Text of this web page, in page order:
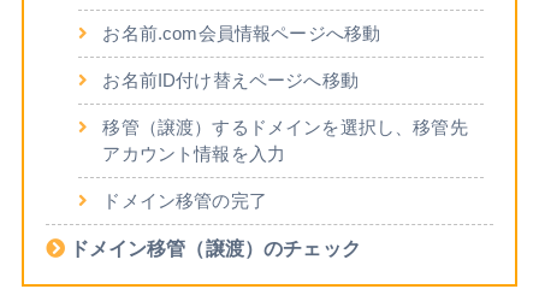
お名前.com会員情報ページへ移動
お名前ID付け替えページへ移動
移管（譲渡）するドメインを選択し、移管先
アカウント情報を入力
ドメイン移管の完了
ドメイン移管（譲渡）のチェック